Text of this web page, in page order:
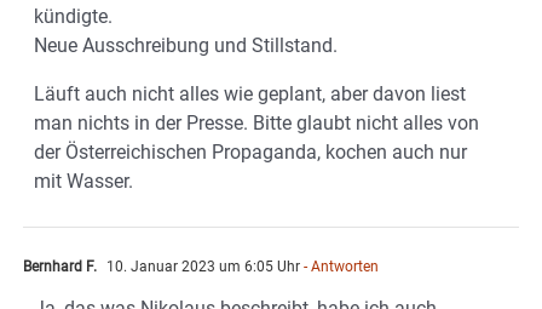
kündigte.
Neue Ausschreibung und Stillstand.
Läuft auch nicht alles wie geplant, aber davon liest
man nichts in der Presse. Bitte glaubt nicht alles von
der Österreichischen Propaganda, kochen auch nur
mit Wasser.
Bernhard F. 10. Januar 2023 um 6:05 Uhr - Antworten